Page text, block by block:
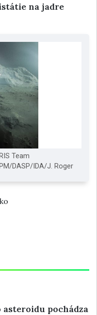
na jadre
Team
DASP/IDA/J. Roger
pochádza